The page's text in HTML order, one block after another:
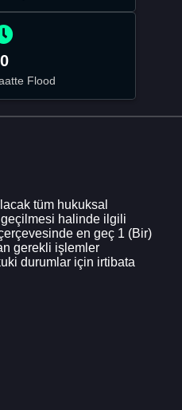
0
Flood
tüm hukuksal
halinde ilgili
en geç 1 (Bir)
gerekli işlemler
durumlar için irtibata